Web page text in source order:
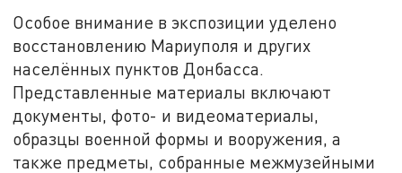
Особое внимание в экспозиции уделено
восстановлению Мариуполя и других
населённых пунктов Донбасса.
Представленные материалы включают
документы, фото- и видеоматериалы,
образцы военной формы и вооружения, а
также предметы, собранные межмузейными